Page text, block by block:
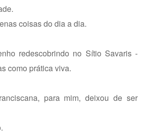
coisas do dia a dia.
redescobrindo no Sítio Savaris -
como prática viva.
para mim, deixou de ser